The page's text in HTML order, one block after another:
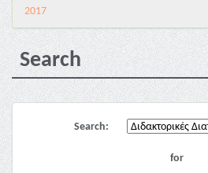
2017
Search
Search:
for